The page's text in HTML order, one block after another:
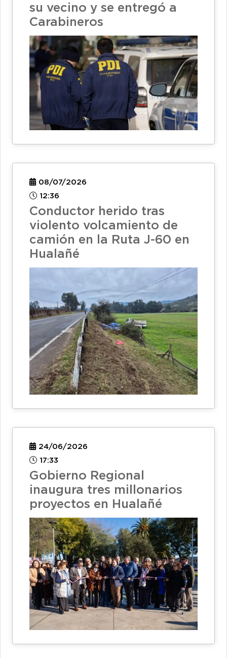
su vecino y se entregó a
Carabineros
08/07/2026
12:36
Conductor herido tras
violento volcamiento de
camión en la Ruta J-60 en
Hualañé
24/06/2026
17:33
Gobierno Regional
inaugura tres millonarios
proyectos en Hualañé